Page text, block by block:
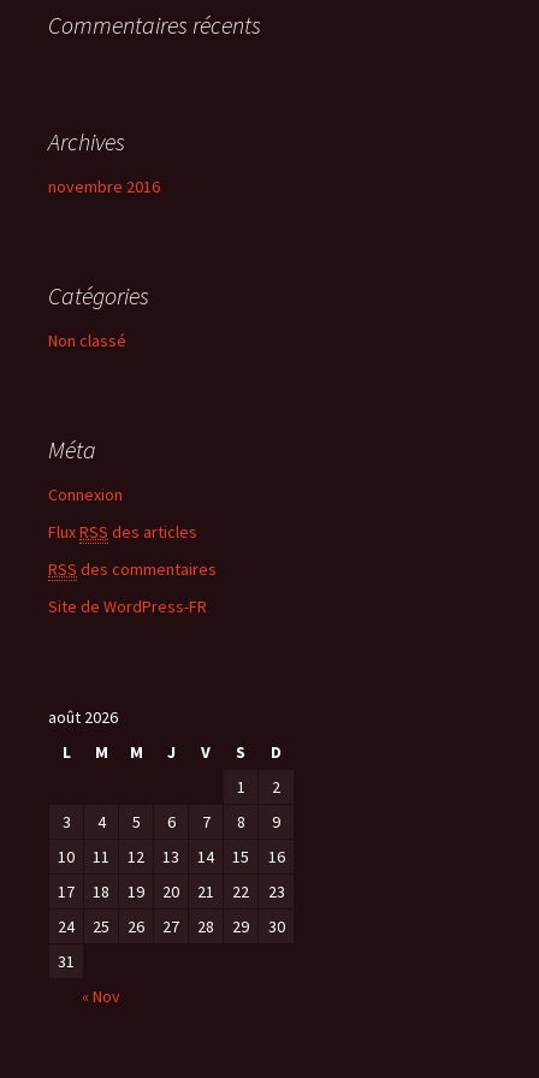
:Commentaires récents
Archives
novembre 2016
Catégories
Non classé
Méta
Connexion
FluxRSS des articles
RSS des commentaires
Site de WordPress-FR
août 2026
L
M M J V S D
« Nov
1
2
3
4 5 6 7 8
9
10
11 12 13 14 15
16
17
18 19 20 21 22
23
24
25 26 27 28 29
30
31